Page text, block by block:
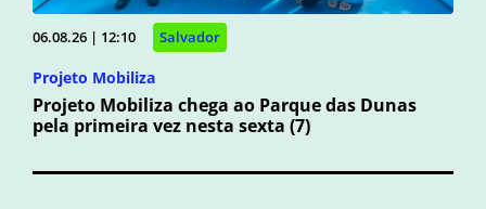
06.08.26 | 12:10 Salvador
Projeto Mobiliza
Projeto Mobiliza chega ao Parque das Dunas
pela primeira vez nesta sexta (7)